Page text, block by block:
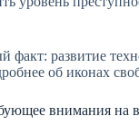
развитие
об иконах
внимания на